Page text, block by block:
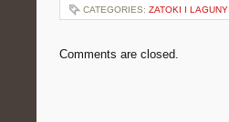
CATEGORIES: ZATOKI I LAGUNY
Comments are closed.